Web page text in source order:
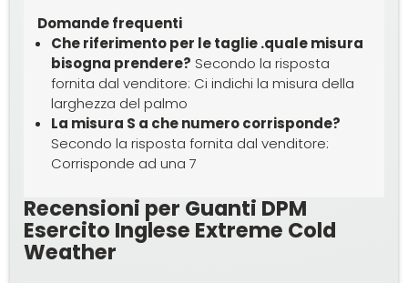
Domande frequenti
Che riferimento per le taglie .quale misura
bisogna prendere? Secondo la risposta
fornita dal venditore: Ci indichi la misura della
larghezza del palmo
La misura S a che numero corrisponde?
Secondo la risposta fornita dal venditore:
Corrisponde ad una 7
Recensioni per Guanti DPM
Esercito Inglese Extreme Cold
Weather